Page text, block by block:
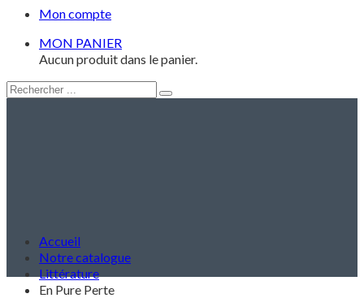
Mon compte
MON PANIER
Aucun produit dans le panier.
Accueil
Notre catalogue
Littérature
En Pure Perte